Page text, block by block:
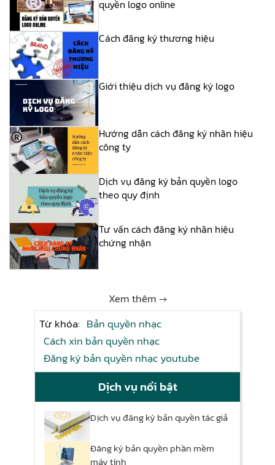
quyền logo online
Cách đăng ký thương hiệu
Giới thiệu dịch vụ đăng ký logo
Hướng dẫn cách đăng ký nhãn hiệu
công ty
Dịch vụ đăng ký bản quyền logo
theo quy định
Tư vấn cách đăng ký nhãn hiệu
chứng nhận
Xem thêm →
Từ khóa: Bản quyền nhạc
Cách xin bản quyền nhạc
Đăng ký bản quyền nhạc youtube
Dịch vụ nổi bật
Dịch vụ đăng ký bản quyền tác giả
Đăng ký bản quyền phần mềm
máy tính